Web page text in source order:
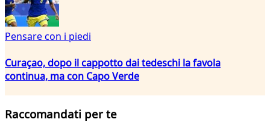
Pensare con i piedi
Curaçao, dopo il cappotto dai tedeschi la favola
continua, ma con Capo Verde
Raccomandati per te